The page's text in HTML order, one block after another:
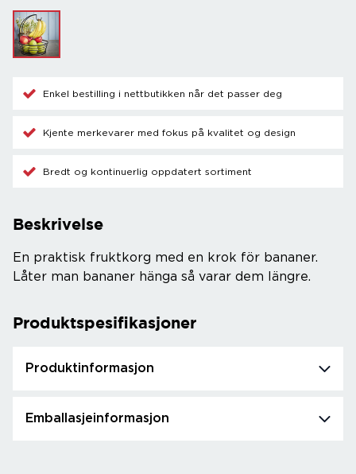
Enkel bestilling i nettbutikken når det passer deg
Kjente merkevarer med fokus på kvalitet og design
Bredt og kontinuerlig oppdatert sortiment
Beskrivelse
En praktisk fruktkorg med en krok för bananer.
Låter man bananer hänga så varar dem längre.
Produktspesifikasjoner
Produktinformasjon
Emballasjeinformasjon